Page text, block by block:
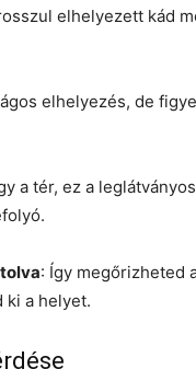
elhelyezett kád
elhelyezés, de
a tér, ez a
: Így megőrizheted
ki a helyet.